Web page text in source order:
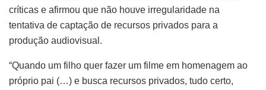
críticas e afirmou que não houve irregularidade na
tentativa de captação de recursos privados para a
produção audiovisual.
“Quando um filho quer fazer um filme em homenagem ao
próprio pai (…) e busca recursos privados, tudo certo,